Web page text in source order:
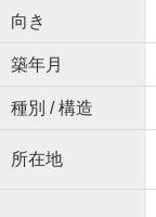
向き
築年月
種別 / 構造
所在地